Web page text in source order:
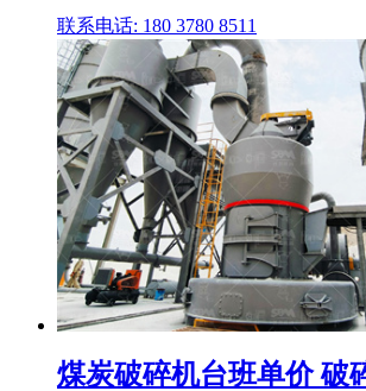
联系电话: 180 3780 8511
煤炭破碎机台班单价 破